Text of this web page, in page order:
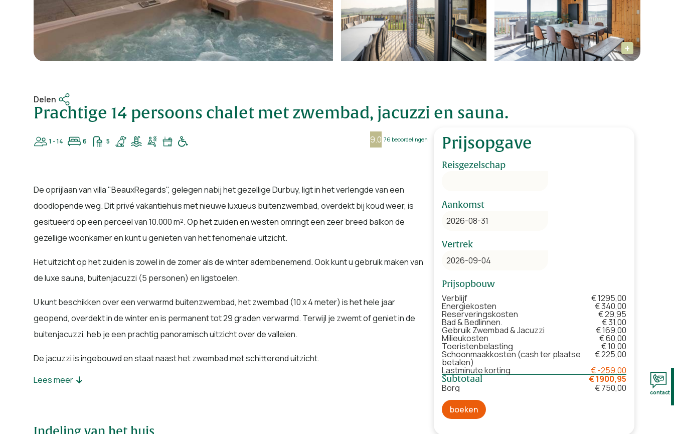
Delen
Prachtige 14 persoons chalet met zwembad, jacuzzi en sauna.
1 - 14 6 5 9.0 76 beoordelingen
De oprijlaan van villa "BeauxRegards", gelegen nabij het gezellige Durbuy, ligt in het verlengde van een
doodlopende weg. Dit privé vakantiehuis met nieuwe luxueus buitenzwembad, overdekt bij koud weer, is
gesitueerd op een perceel van 10.000 m². Op het zuiden en westen omringt een zeer breed balkon de
gezellige woonkamer en kunt u genieten van het fenomenale uitzicht.
Het uitzicht op het zuiden is zowel in de zomer als de winter adembenemend. Ook kunt u gebruik maken van
de luxe sauna, buitenjacuzzi (5 personen) en ligstoelen.
U kunt beschikken over een verwarmd buitenzwembad, het zwembad (10 x 4 meter) is het hele jaar
geopend, overdekt in de winter en is permanent tot 29 graden verwarmd. Terwijl je zwemt of geniet in de
buitenjacuzzi, heb je een prachtig panoramisch uitzicht over de valleien.
De jacuzzi is ingebouwd en staat naast het zwembad met schitterend uitzicht.
Bij aankomst kunt u, onder het genot van een goed glas wijn, genieten van het prachtige uitzicht. U voelt
Lees meer
Prijsopgave
Reisgezelschap
Aankomst
Vertrek
Prijsopbouw
Verblijf € 1295,00
Energiekosten € 340,00
Reserveringskosten € 29,95
Bad & Bedlinnen. € 31,00
Gebruik Zwembad & Jacuzzi € 169,00
Milieukosten € 60,00
Toeristenbelasting € 10,00
Schoonmaakkosten (cash ter plaatse
betalen)
€ 225,00
Lastminute korting
€ -259,00
Subtotaal
€ 1900,95
Borg
€ 750,00
boeken
contact